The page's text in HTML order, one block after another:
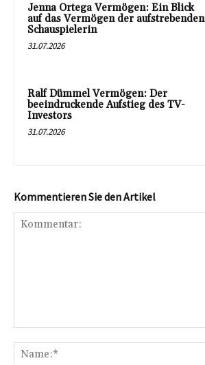
Jenna Ortega Vermögen: Ein Blick
auf das Vermögen der aufstrebenden
Schauspielerin
31.07.2026
Ralf Dümmel Vermögen: Der
beeindruckende Aufstieg des TV-
Investors
31.07.2026
Kommentieren Sie den Artikel